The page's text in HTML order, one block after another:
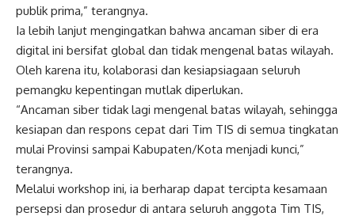
publik prima,” terangnya.
Ia lebih lanjut mengingatkan bahwa ancaman siber di era
digital ini bersifat global dan tidak mengenal batas wilayah.
Oleh karena itu, kolaborasi dan kesiapsiagaan seluruh
pemangku kepentingan mutlak diperlukan.
“Ancaman siber tidak lagi mengenal batas wilayah, sehingga
kesiapan dan respons cepat dari Tim TIS di semua tingkatan
mulai Provinsi sampai Kabupaten/Kota menjadi kunci,”
terangnya.
Melalui workshop ini, ia berharap dapat tercipta kesamaan
persepsi dan prosedur di antara seluruh anggota Tim TIS,